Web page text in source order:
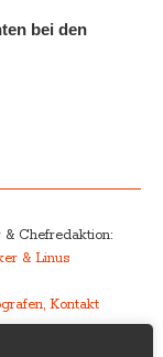
bei den
Chefredaktion:
& Linus
Kontakt